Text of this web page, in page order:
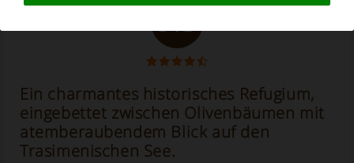
9.5
Ein charmantes historisches Refugium,
eingebettet zwischen Olivenbäumen mit
atemberaubendem Blick auf den
Trasimenischen See.